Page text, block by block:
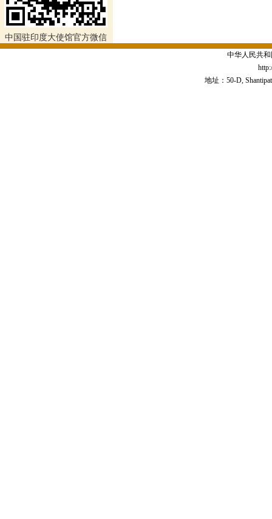
中国驻印度大使馆官方微信
中华人民共
地址：50-D,